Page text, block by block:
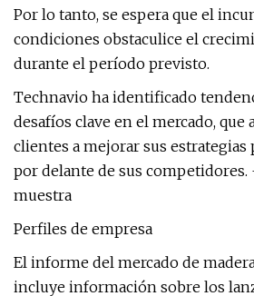
Por lo tanto, se espera que el
condiciones obstaculice el
durante el período previsto.
Technavio ha identificado
desafíos clave en el mercado, que
clientes a mejorar sus estrategias
por delante de sus
muestra
Perfiles de empresa
El informe del mercado de
incluye información sobre los